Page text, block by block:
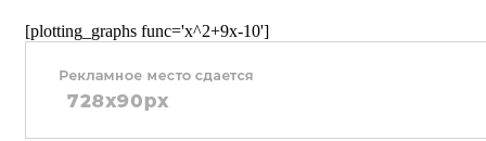
[plotting_graphs func='x^2+9x-10']